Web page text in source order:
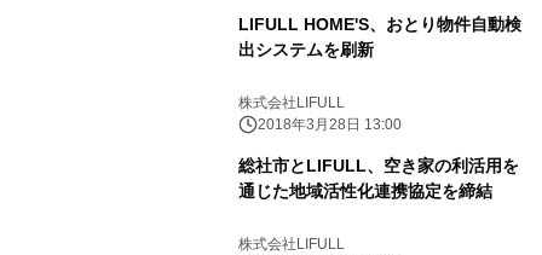
LIFULL HOME'S、おとり物件自動検
出システムを刷新
株式会社LIFULL
2018年3月28日 13:00
総社市とLIFULL、空き家の利活用を
通じた地域活性化連携協定を締結
株式会社LIFULL